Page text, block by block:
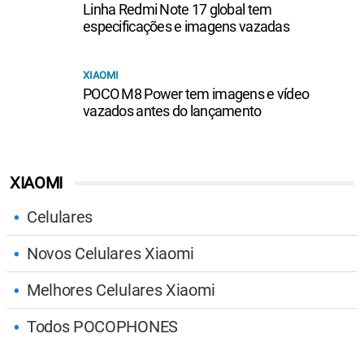
XIAOMI
Celulares
Novos Celulares Xiaomi
Melhores Celulares Xiaomi
Todos POCOPHONES
Linha Redmi Note 17 global tem
especificações e imagens vazadas
XIAOMI
POCO M8 Power tem imagens e vídeo
vazados antes do lançamento